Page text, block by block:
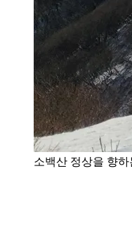
소백산 정상을 향하